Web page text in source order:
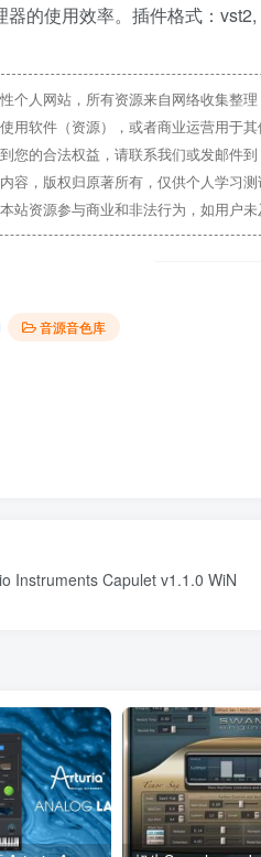
器的使用效率。插件格式：
个人网站，所有资源来自网络收集整
用软件（资源），或者商业运营用于
您的合法权益，请联系我们或发邮件
容，版权归原著所有，仅供个人学习
站资源参与商业和非法行为，如用户
音源音色库
Instruments Capulet v1.1.0 WiN